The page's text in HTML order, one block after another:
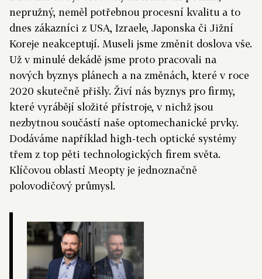
nepružný, neměl potřebnou procesní kvalitu a to
dnes zákazníci z USA, Izraele, Japonska či Jižní
Koreje neakceptují. Museli jsme změnit doslova vše.
Už v minulé dekádě jsme proto pracovali na
nových byznys plánech a na změnách, které v roce
2020 skutečně přišly. Živí nás byznys pro firmy,
které vyrábějí složité přístroje, v nichž jsou
nezbytnou součástí naše optomechanické prvky.
Dodáváme například high-tech optické systémy
třem z top pěti technologických firem světa.
Klíčovou oblastí Meopty je jednoznačně
polovodičový průmysl.